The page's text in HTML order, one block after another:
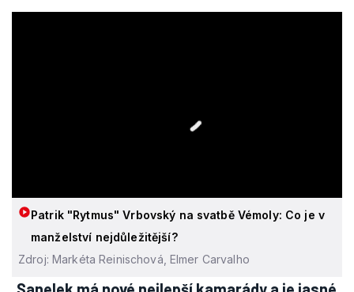
Patrik "Rytmus" Vrbovský na svatbě Vémoly: Co je v
manželství nejdůležitější?
Zdroj: Markéta Reinischová, Elmer Carvalho